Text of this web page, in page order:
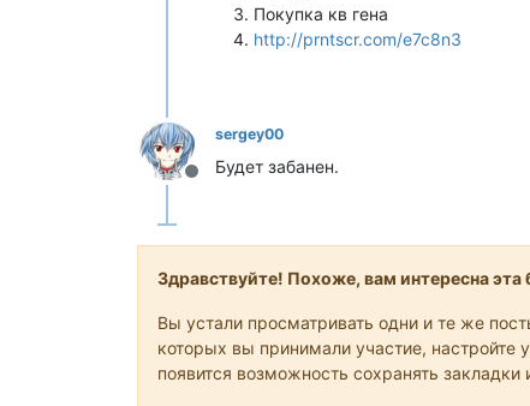
Покупка кв гена
http://prntscr.com/e7c8n3
Не в сети
sergey00
Будет забанен.
Здравствуйте! Похоже, вам интересна эта
Вы устали просматривать одни и те же
которых вы принимали участие, настройте
появится возможность сохранять